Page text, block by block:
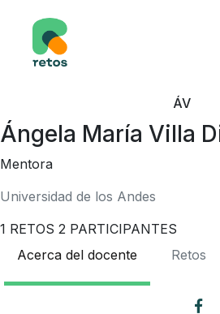
ÁV
Ángela María Villa
Mentora
Universidad de los Andes
1 RETOS 2 PARTICIPANTES
Acerca del docente
Retos